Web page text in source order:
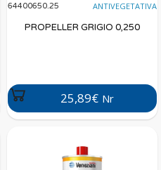
64400650.25 ANTIVEGETATIVA
PROPELLER GRIGIO 0,250
25,89€ Nr